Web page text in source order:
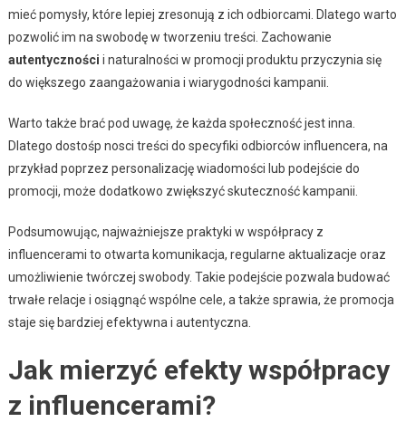
mieć pomysły, które lepiej zresonują z ich odbiorcami. Dlatego warto
pozwolić im na swobodę w tworzeniu treści. Zachowanie
autentyczności i naturalności w promocji produktu przyczynia się
do większego zaangażowania i wiarygodności kampanii.
Warto także brać pod uwagę, że każda społeczność jest inna.
Dlatego dostośp nosci treści do specyfiki odbiorców influencera, na
przykład poprzez personalizację wiadomości lub podejście do
promocji, może dodatkowo zwiększyć skuteczność kampanii.
Podsumowując, najważniejsze praktyki w współpracy z
influencerami to otwarta komunikacja, regularne aktualizacje oraz
umożliwienie twórczej swobody. Takie podejście pozwala budować
trwałe relacje i osiągnąć wspólne cele, a także sprawia, że promocja
staje się bardziej efektywna i autentyczna.
Jak mierzyć efekty współpracy
z influencerami?